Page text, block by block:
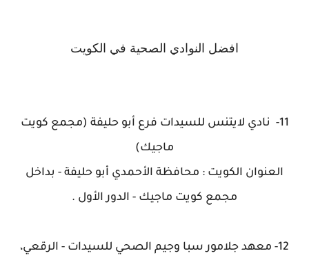
افضل النوادي الصحية في الكويت
11- نادي لايتنس للسيدات فرع أبو حليفة (مجمع كويت
ماجيك)
العنوان الكويت : محافظة الأحمدي أبو حليفة - بداخل
مجمع كويت ماجيك - الدور الأول .
12- معهد جلامور سبا وجيم الصحي للسيدات - الرقعي،